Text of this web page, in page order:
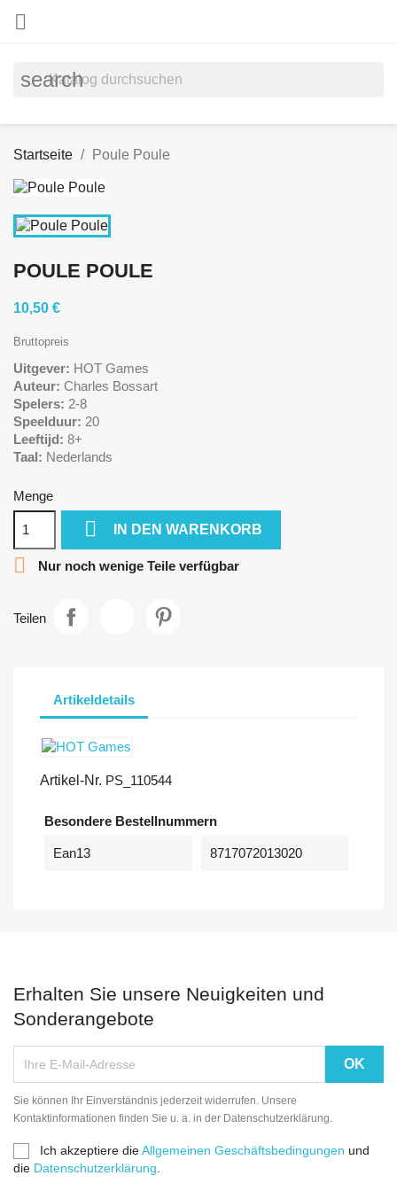

search
Startseite Poule Poule
POULE POULE
10,50 €
Bruttopreis
Uitgever: HOT Games
Auteur: Charles Bossart
Spelers: 2-8
Speelduur: 20
Leeftijd: 8+
Taal: Nederlands
Menge
 IN DEN WARENKORB
 Nur noch wenige Teile verfügbar
Teilen
Artikeldetails
Artikel-Nr. PS_110544
Besondere Bestellnummern
Ean13 8717072013020
Erhalten Sie unsere Neuigkeiten und
Sonderangebote
Sie können Ihr Einverständnis jederzeit widerrufen. Unsere
Kontaktinformationen finden Sie u. a. in der Datenschutzerklärung.
Ich akzeptiere dieAllgemeinen Geschäftsbedingungen und
die Datenschutzerklärung